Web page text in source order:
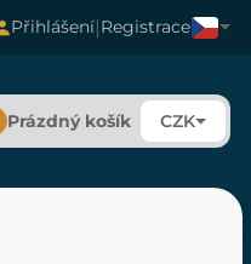
Přihlášení|Registrace
Prázdný košík CZK